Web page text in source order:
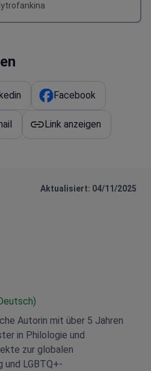
Facebook
Link anzeigen
Aktualisiert: 04/11/2025
Autorin mit über 5 Jahren
in Philologie und
zur globalen
und LGBTQ+-